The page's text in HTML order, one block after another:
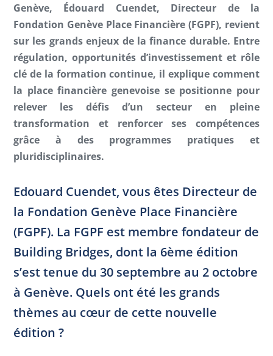
Genève, Édouard Cuendet, Directeur de la
Fondation Genève Place Financière (FGPF), revient
sur les grands enjeux de la finance durable. Entre
régulation, opportunités d’investissement et rôle
clé de la formation continue, il explique comment
la place financière genevoise se positionne pour
relever les défis d’un secteur en pleine
transformation et renforcer ses compétences
grâce à des programmes pratiques et
pluridisciplinaires.
Edouard Cuendet, vous êtes Directeur de
la Fondation Genève Place Financière
(FGPF). La FGPF est membre fondateur de
Building Bridges, dont la 6ème édition
s’est tenue du 30 septembre au 2 octobre
à Genève. Quels ont été les grands
thèmes au cœur de cette nouvelle
édition ?